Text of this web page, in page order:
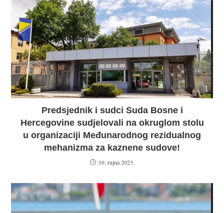
Predsjednik i sudci Suda Bosne i
Hercegovine sudjelovali na okruglom stolu
u organizaciji Međunarodnog rezidualnog
mehanizma za kaznene sudove!
16. rujna 2023.